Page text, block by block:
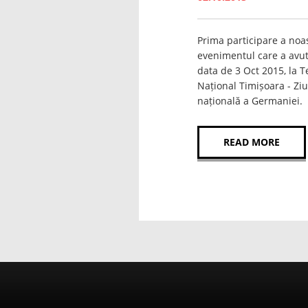
Prima participare a
evenimentul care a
data de 3 Oct 2015, la
Național Timișoara -
națională a Germaniei.
READ MORE